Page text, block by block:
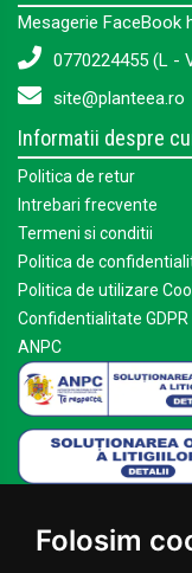
Folosim
Mesagerie
0770224455 (L -
site@planteea.ro
Informatii despre
Politica de retur
Intrebari frecvente
Termeni si conditii
Politica de
Politica de utilizare
Confidentialitate GDPR
ANPC
Acasa